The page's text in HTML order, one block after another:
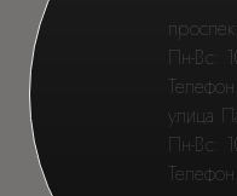
России.
Пн-Вс:
Телефон:
улица
Пн-Вс:
Телефон: